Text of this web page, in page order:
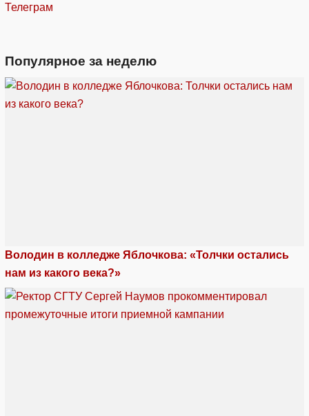
Телеграм
Популярное за неделю
Володин в колледже Яблочкова: «Толчки остались
нам из какого века?»